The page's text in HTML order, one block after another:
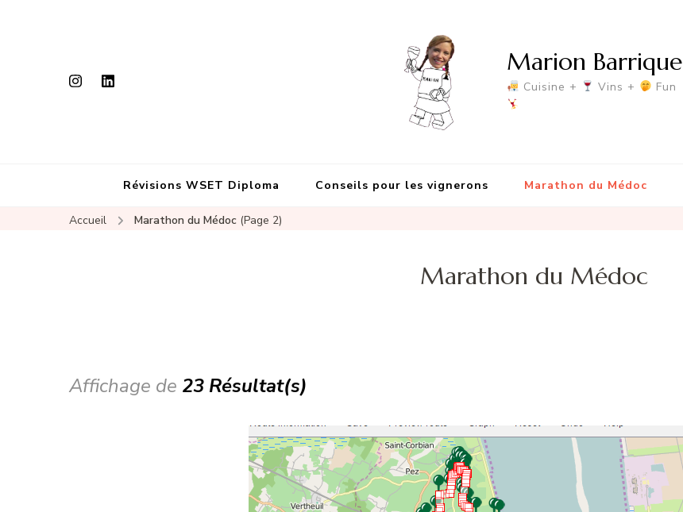
Marion Barrique
Cuisine + Vins + Fun
Révisions WSET Diploma Conseils pour les vignerons Marathon du Médoc
Accueil Marathon du Médoc (Page 2)
Marathon du Médoc
Affichage de 23 Résultat(s)